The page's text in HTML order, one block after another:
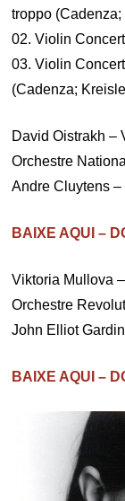
troppo
02. Violin
03. Violin
(Cadenza;
David Oistrakh –
Orchestre
Andre Cluytens
BAIXE AQUI –
Viktoria Mullova
Orchestre
John Elliot
BAIXE AQUI –